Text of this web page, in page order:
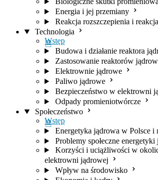
Energia i jej przemiany
Reakcja rozszczepienia i
Technologia
Wstęp
Budowa i działanie reaktora
Zastosowanie reaktorów
Elektrownie jądrowe
Paliwo jądrowe
Bezpieczeństwo w elektrowni
Odpady promieniotwórcze
Społeczeństwo
Wstęp
Energetyka jądrowa w Polsce i
Problemy społeczne energetyki
Korzyści i uciążliwości w
elektrowni jądrowej
Wpływ na środowisko